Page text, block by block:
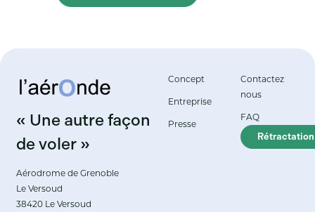
« Une autre façon
de voler »
Aérodrome de Grenoble
Le Versoud
38420 Le Versoud
Concept
Entreprise
Presse
Contactez
nous
FAQ
Rétractation